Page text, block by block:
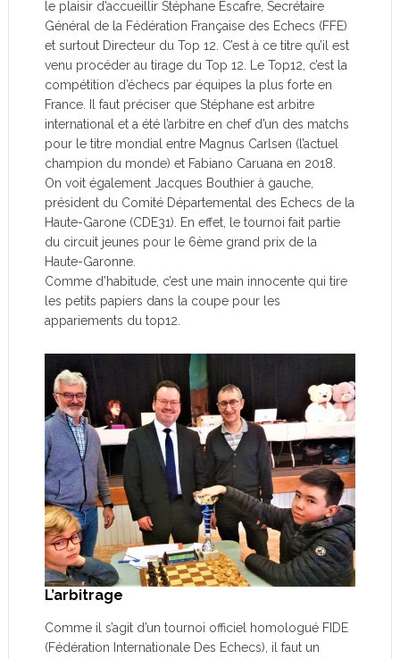
le plaisir d’accueillir Stéphane Escafre, Secrétaire
Général de la Fédération Française des Echecs (FFE)
et surtout Directeur du Top 12. C’est à ce titre qu’il est
venu procéder au tirage du Top 12. Le Top12, c’est la
compétition d’échecs par équipes la plus forte en
France. Il faut préciser que Stéphane est arbitre
international et a été l’arbitre en chef d’un des matchs
pour le titre mondial entre Magnus Carlsen (l’actuel
champion du monde) et Fabiano Caruana en 2018.
On voit également Jacques Bouthier à gauche,
président du Comité Départemental des Echecs de la
Haute-Garone (CDE31). En effet, le tournoi fait partie
du circuit jeunes pour le 6ème grand prix de la
Haute-Garonne.
Comme d’habitude, c’est une main innocente qui tire
les petits papiers dans la coupe pour les
appariements du top12.
L’arbitrage
Comme il s’agit d’un tournoi officiel homologué FIDE
(Fédération Internationale Des Echecs), il faut un